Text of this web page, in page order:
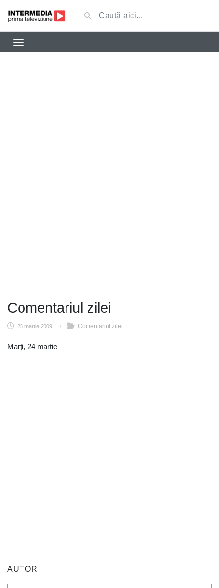
Comentariul zilei
25 martie 2009 / Comentariul zilei
Marţi, 24 martie
AUTOR